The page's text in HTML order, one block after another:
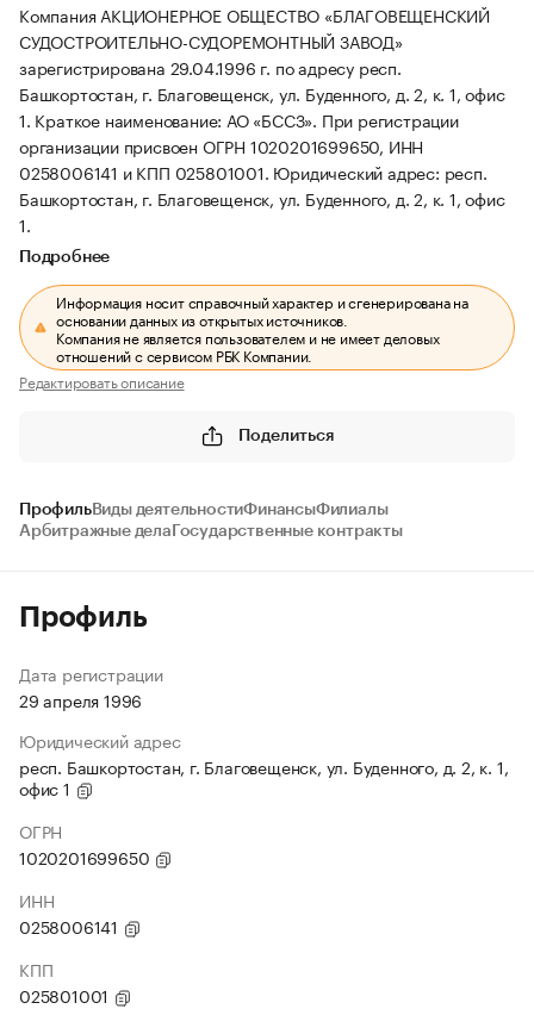
Компания АКЦИОНЕРНОЕ ОБЩЕСТВО «БЛАГОВЕЩЕНСКИЙ
СУДОСТРОИТЕЛЬНО-СУДОРЕМОНТНЫЙ ЗАВОД»
зарегистрирована 29.04.1996 г. по адресу респ.
Башкортостан, г. Благовещенск, ул. Буденного, д. 2, к. 1, офис
1. Краткое наименование: АО «БССЗ». При регистрации
организации присвоен ОГРН 1020201699650, ИНН
0258006141 и КПП 025801001. Юридический адрес: респ.
Башкортостан, г. Благовещенск, ул. Буденного, д. 2, к. 1, офис
1.
Подробнее
Информация носит справочный характер и сгенерирована на
основании данных из открытых источников.
Компания не является пользователем и не имеет деловых
отношений с сервисом РБК Компании.
Редактировать описание
Поделиться
ПрофильВиды деятельностиФинансыФилиалы
Арбитражные дела Государственные контракты
Профиль
Дата регистрации
29 апреля 1996
Юридический адрес
респ. Башкортостан, г. Благовещенск, ул. Буденного, д. 2, к. 1,
офис 1
ОГРН
1020201699650
ИНН
0258006141
КПП
025801001